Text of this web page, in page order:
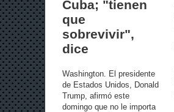
Cuba; "tienen
que
sobrevivir",
dice
Washington. El presidente
de Estados Unidos, Donald
Trump, afirmó este
domingo que no le importa